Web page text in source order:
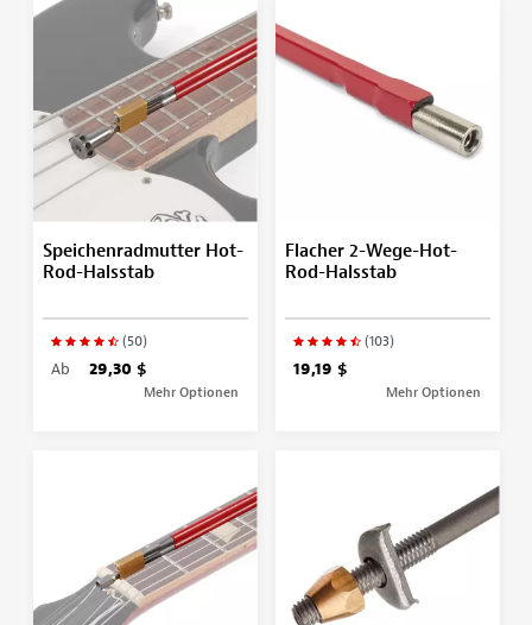
Speichenradmutter Hot-
Rod-Halsstab
(50)
Ab 29,30 $
Mehr Optionen
Flacher 2-Wege-Hot-
Rod-Halsstab
(103)
19,19 $
Mehr Optionen